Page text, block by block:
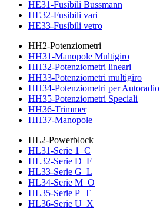
HE31-Fusibili Bussmann
HE32-Fusibili vari
HE33-Fusibili vetro
HH2-Potenziometri
HH31-Manopole Multigiro
HH32-Potenziometri lineari
HH33-Potenziometri multigiro
HH34-Potenziometri per Autoradio
HH35-Potenziometri Speciali
HH36-Trimmer
HH37-Manopole
HL2-Powerblock
HL31-Serie 1_C
HL32-Serie D_F
HL33-Serie G_L
HL34-Serie M_O
HL35-Serie P_T
HL36-Serie U_X